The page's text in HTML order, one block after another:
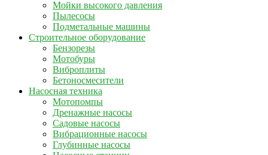
Мойки высокого давления
Пылесосы
Подметальные машины
Строительное оборудование
Бензорезы
Мотобуры
Виброплиты
Бетоносмесители
Насосная техника
Мотопомпы
Дренажные насосы
Садовые насосы
Вибрационные насосы
Глубинные насосы